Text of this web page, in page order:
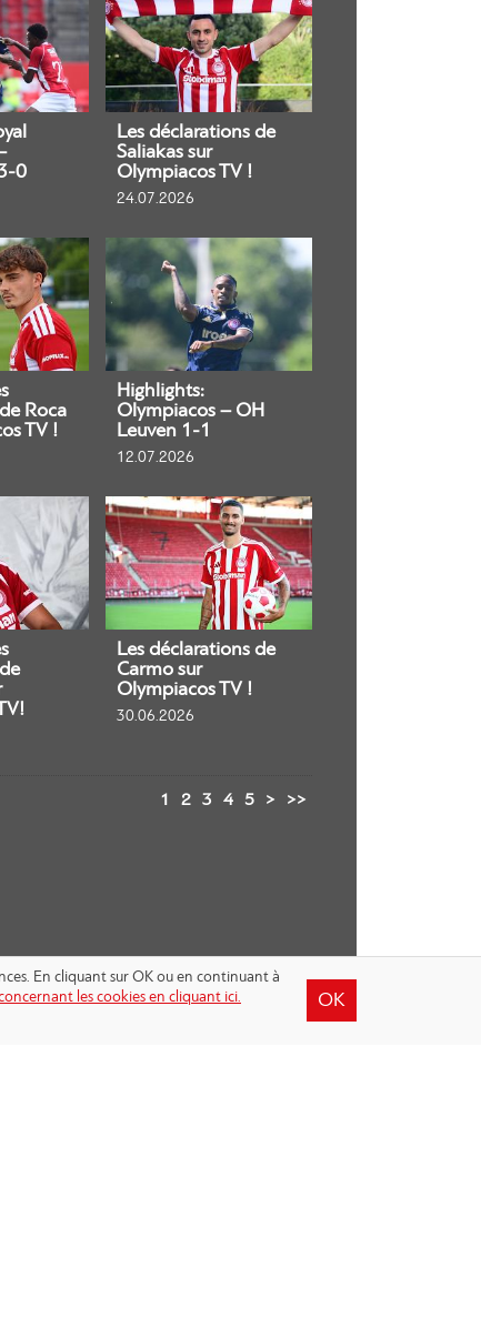
0
Les déclarations de
Saliakas sur
Olympiacos TV !
24.07.2026
Roca
TV !
Highlights:
Olympiacos – OH
Leuven 1-1
12.07.2026
Les déclarations de
Carmo sur
Olympiacos TV !
30.06.2026
1 2 3 4 5 > >>
En cliquant sur OK ou en continuant à
les cookies en cliquant ici. OK